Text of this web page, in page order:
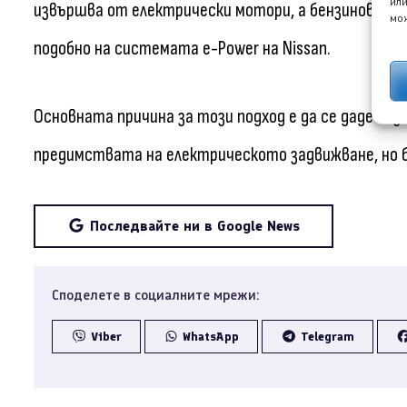
извършва от електрически мотори, а
подобно на системата e-Power на Nissan.
Основната причина за този подход е да се даде
предимствата на електрическото задвижване,
Последвайте ни в Google News
Споделете в социалните мрежи:
Viber WhatsApp Telegram